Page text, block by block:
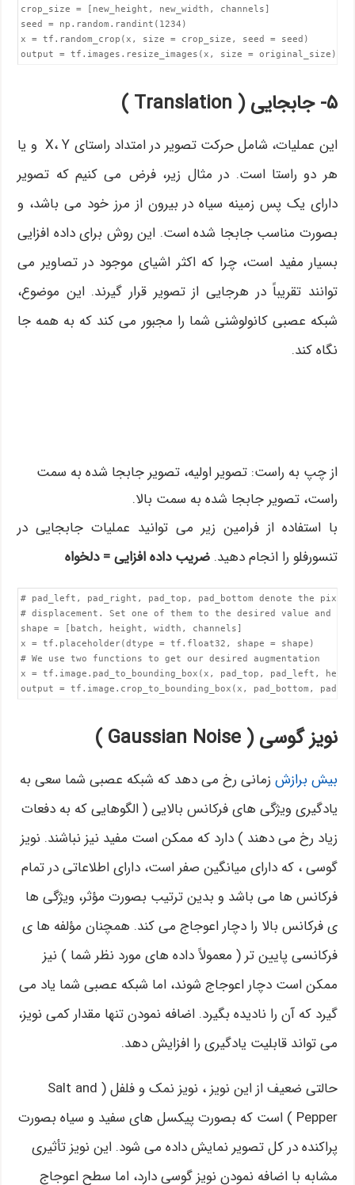
crop_size = [new_height, new_width, channels]
seed = np.random.randint(1234)
x = tf.random_crop(x, size = crop_size, seed = seed)
۵- جابجایی ( Translation )
این عملیات، شامل حرکت تصویر در امتداد راستای X، Y و یا
هر دو راستا است. در مثال زیر، فرض می کنیم که تصویر
دارای یک پس زمینه سیاه در بیرون از مرز خود می باشد، و
بصورت مناسب جابجا شده است. این روش برای داده افزایی
بسیار مفید است، چرا که اکثر اشیای موجود در تصاویر می
توانند تقریباً در هرجایی از تصویر قرار گیرند. این موضوع،
شبکه عصبی کانولوشنی شما را مجبور می کند که به همه جا
نگاه کند.
از چپ به راست: تصویر اولیه، تصویر جابجا شده به سمت
راست، تصویر جابجا شده به سمت بالا.
با استفاده از فرامین زیر می توانید عملیات جابجایی در
تنسورفلو را انجام دهید.ضریب داده افزایی = دلخواه
# pad_left, pad_right, pad_top, pad_bottom denote the pixel
# displacement. Set one of them to the desired value and
shape = [batch, height, width, channels]
x = tf.placeholder(dtype = tf.float32, shape = shape)
# We use two functions to get our desired augmentation
x = tf.image.pad_to_bounding_box(x, pad_top, pad_left,
نویز گوسی ( Gaussian Noise )
بیش برازش زمانی رخ می دهد که شبکه عصبی شما سعی به
یادگیری ویژگی های فرکانس بالایی ( الگوهایی که به دفعات
زیاد رخ می دهند ) دارد که ممکن است مفید نیز نباشند. نویز
گوسی ، که دارای میانگین صفر است، دارای اطلاعاتی در تمام
فرکانس ها می باشد و بدین ترتیب بصورت مؤثر، ویژگی ها
ی فرکانس بالا را دچار اعوجاج می کند. همچنان مؤلفه ها ی
فرکانسی پایین تر ( معمولاً داده های مورد نظر شما ) نیز
ممکن است دچار اعوجاج شوند، اما شبکه عصبی شما یاد می
گیرد که آن را نادیده بگیرد. اضافه نمودن تنها مقدار کمی نویز،
می تواند قابلیت یادگیری را افزایش دهد.
حالتی ضعیف از این نویز ، نویز نمک و فلفل ( Salt and
Pepper ) است که بصورت پیکسل های سفید و سیاه بصورت
پراکنده در کل تصویر نمایش داده می شود. این نویز تأثیری
مشابه با اضافه نمودن نویز گوسی دارد، اما سطح اعوجاج